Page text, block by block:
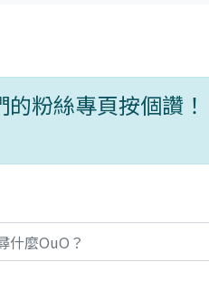
的粉絲專頁按個讚！